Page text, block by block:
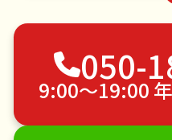
不用品回収
ゴミ屋
植木の伐採
手す
エアコンクリーニ
ハウスクリーニング
050-
9:00〜19:00